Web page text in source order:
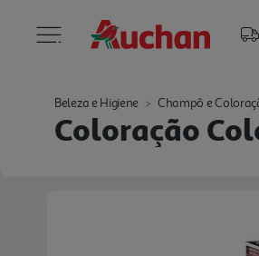
Beleza e Higiene Champô e
Coloração